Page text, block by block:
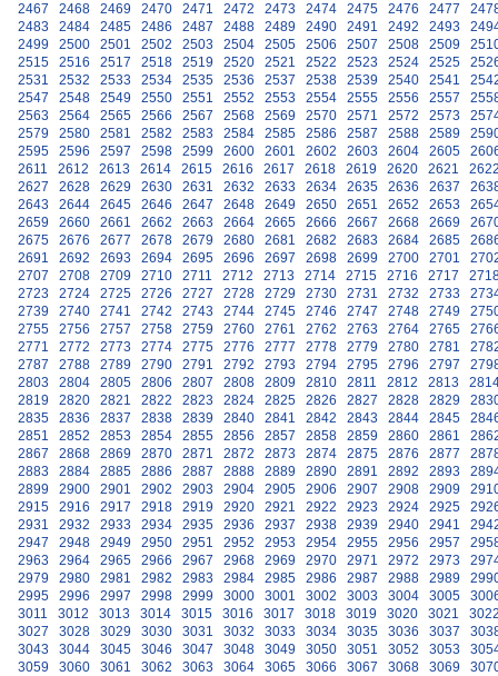
2467
2468 2469 2470 2471 2472 2473 2474 2475 2476 2477
2483
2484 2485 2486 2487 2488 2489 2490 2491 2492 2493
2499
2500 2501 2502 2503 2504 2505 2506 2507 2508 2509
2515
2516 2517 2518 2519 2520 2521 2522 2523 2524 2525
2531
2532 2533 2534 2535 2536 2537 2538 2539 2540 2541
2547
2548 2549 2550 2551 2552 2553 2554 2555 2556 2557
2563
2564 2565 2566 2567 2568 2569 2570 2571 2572 2573
2579
2580 2581 2582 2583 2584 2585 2586 2587 2588 2589
2595
2596 2597 2598 2599 2600 2601 2602 2603 2604 2605
2611
2612 2613 2614 2615 2616 2617 2618 2619 2620 2621
2627
2628 2629 2630 2631 2632 2633 2634 2635 2636 2637
2643
2644 2645 2646 2647 2648 2649 2650 2651 2652 2653
2659
2660 2661 2662 2663 2664 2665 2666 2667 2668 2669
2675
2676 2677 2678 2679 2680 2681 2682 2683 2684 2685
2691
2692 2693 2694 2695 2696 2697 2698 2699 2700 2701
2707
2708 2709 2710 2711 2712 2713 2714 2715 2716 2717
2723
2724 2725 2726 2727 2728 2729 2730 2731 2732 2733
2739
2740 2741 2742 2743 2744 2745 2746 2747 2748 2749
2755
2756 2757 2758 2759 2760 2761 2762 2763 2764 2765
2771
2772 2773 2774 2775 2776 2777 2778 2779 2780 2781
2787
2788 2789 2790 2791 2792 2793 2794 2795 2796 2797
2803
2804 2805 2806 2807 2808 2809 2810 2811 2812 2813
2819
2820 2821 2822 2823 2824 2825 2826 2827 2828 2829
2835
2836 2837 2838 2839 2840 2841 2842 2843 2844 2845
2851
2852 2853 2854 2855 2856 2857 2858 2859 2860 2861
2867
2868 2869 2870 2871 2872 2873 2874 2875 2876 2877
2883
2884 2885 2886 2887 2888 2889 2890 2891 2892 2893
2899
2900 2901 2902 2903 2904 2905 2906 2907 2908 2909
2915
2916 2917 2918 2919 2920 2921 2922 2923 2924 2925
2931
2932 2933 2934 2935 2936 2937 2938 2939 2940 2941
2947
2948 2949 2950 2951 2952 2953 2954 2955 2956 2957
2963
2964 2965 2966 2967 2968 2969 2970 2971 2972 2973
2979
2980 2981 2982 2983 2984 2985 2986 2987 2988 2989
2995
2996 2997 2998 2999 3000 3001 3002 3003 3004 3005
3011
3012 3013 3014 3015 3016 3017 3018 3019 3020 3021
3027
3028 3029 3030 3031 3032 3033 3034 3035 3036 3037
3043
3044 3045 3046 3047 3048 3049 3050 3051 3052 3053
3059
3060 3061 3062 3063 3064 3065 3066 3067 3068 3069